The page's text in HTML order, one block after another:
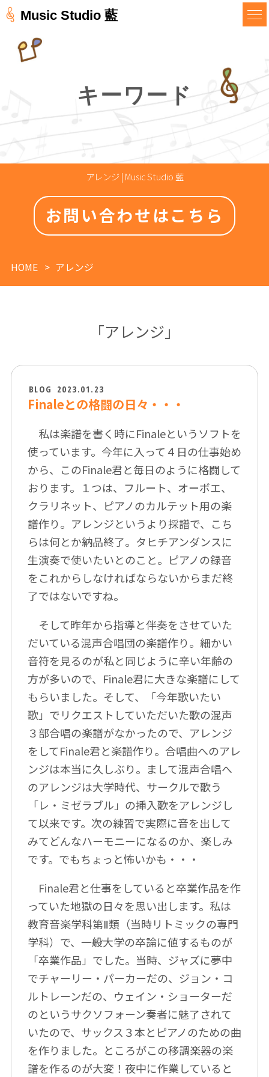
Music Studio 藍
キーワード
アレンジ | Music Studio 藍
お問い合わせはこちら
HOME アレンジ
「アレンジ」
BLOG 2023.01.23
Finaleとの格闘の日々・・・
私は楽譜を書く時にFinaleというソフトを
使っています。今年に入って４日の仕事始め
から、このFinale君と毎日のように格闘して
おります。１つは、フルート、オーボエ、
クラリネット、ピアノのカルテット用の楽
譜作り。アレンジというより採譜で、こち
らは何とか納品終了。タヒチアンダンスに
生演奏で使いたいとのこと。ピアノの録音
をこれからしなければならないからまだ終
了ではないですね。
そして昨年から指導と伴奏をさせていた
だいている混声合唱団の楽譜作り。細かい
音符を見るのが私と同じように辛い年齢の
方が多いので、Finale君に大きな楽譜にして
もらいました。そして、「今年歌いたい
歌」でリクエストしていただいた歌の混声
３部合唱の楽譜がなかったので、アレンジ
をしてFinale君と楽譜作り。合唱曲へのアレ
ンジは本当に久しぶり。まして混声合唱へ
のアレンジは大学時代、サークルで歌う
「レ・ミゼラブル」の挿入歌をアレンジし
て以来です。次の練習で実際に音を出して
みてどんなハーモニーになるのか、楽しみ
です。でもちょっと怖いかも・・・
Finale君と仕事をしていると卒業作品を作
っていた地獄の日々を思い出します。私は
教育音楽学科第Ⅱ類（当時リトミックの専門
学科）で、一般大学の卒論に値するものが
「卒業作品」でした。当時、ジャズに夢中
でチャーリー・パーカーだの、ジョン・コ
ルトレーンだの、ウェイン・ショーターだ
のというサクソフォーン奏者に魅了されて
いたので、サックス３本とピアノのための曲
を作りました。ところがこの移調楽器の楽
譜を作るのが大変！夜中に作業していると